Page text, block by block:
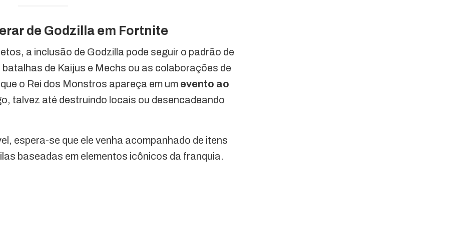
de Godzilla em Fortnite
a inclusão de Godzilla pode seguir o padrão de
batalhas de Kaijus e Mechs ou as colaborações de
o Rei dos Monstros apareça em um evento ao
talvez até destruindo locais ou desencadeando
espera-se que ele venha acompanhado de itens
baseadas em elementos icônicos da franquia.